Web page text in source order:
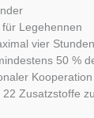
Legehennen
vier
50 %
Kooperation
Zusatzstoffe